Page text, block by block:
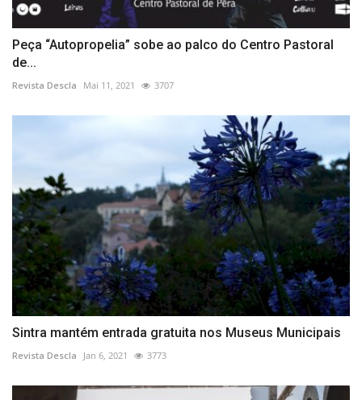
Peça “Autopropelia” sobe ao palco do Centro Pastoral
de...
Revista Descla Mai 11, 2021 3707
Sintra mantém entrada gratuita nos Museus Municipais
Revista Descla Jan 6, 2021 3773